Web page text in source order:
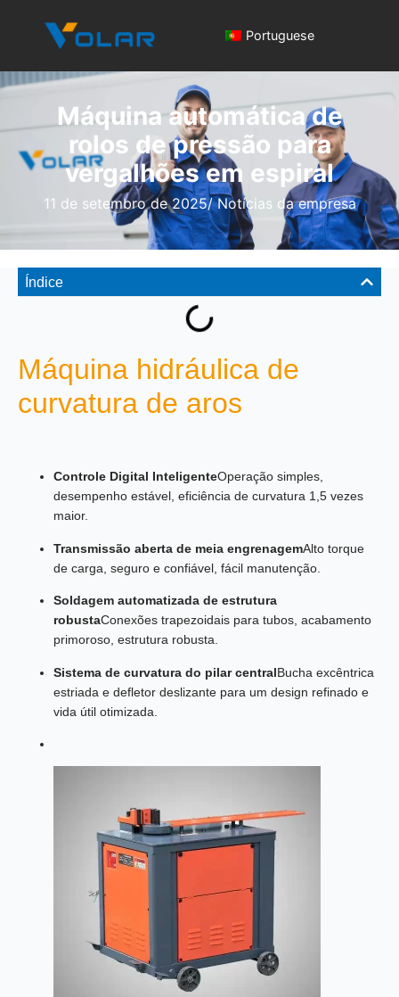
Portuguese
Máquina automática de
rolos de pressão para
vergalhões em espiral
11 de setembro de 2025/ Notícias da empresa
Índice
Máquina hidráulica de
curvatura de aros
Controle Digital InteligenteOperação simples,
desempenho estável, eficiência de curvatura 1,5 vezes
maior.
Transmissão aberta de meia engrenagemAlto torque
de carga, seguro e confiável, fácil manutenção.
Soldagem automatizada de estrutura
robustaConexões trapezoidais para tubos, acabamento
primoroso, estrutura robusta.
Sistema de curvatura do pilar centralBucha excêntrica
estriada e defletor deslizante para um design refinado e
vida útil otimizada.